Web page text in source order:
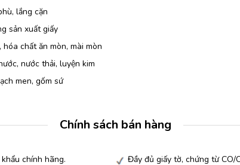
lắng cặn
sản xuất giấy
chất ăn mòn, mài mòn
nước thải, luyện kim
men, gốm sứ
Chính sách bán hàng
chính hãng.
Đầy đủ giấy tờ, chứng từ CO/